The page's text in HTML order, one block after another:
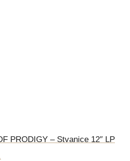
PRODIGY – Stvanice 12″ LP